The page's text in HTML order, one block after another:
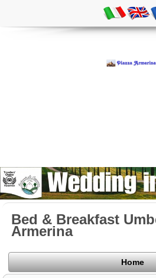
Bed & Breakfast
Armerina
Home